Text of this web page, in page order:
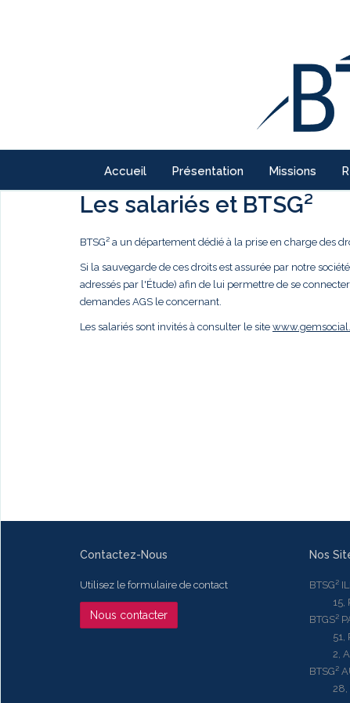
Accueil Présentation Missions
Les salariés et BTSG²
BTSG² a un département dédié à la prise en charge des
Si la sauvegarde de ces droits est assurée par notre
adressés par l'Étude) afin de lui permettre de se
demandes AGS le concernant.
Les salariés sont invités à consulter le site
Contactez-Nous
Utilisez le formulaire de contact
Nous contacter
Nos
BTSG²
15,
BTGS²
51,
2,
BTSG²
28,